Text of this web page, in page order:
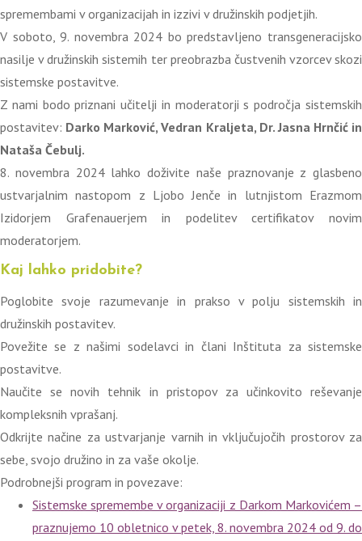
spremembami v organizacijah in izzivi v družinskih podjetjih.
V soboto, 9. novembra 2024 bo predstavljeno transgeneracijsko
nasilje v družinskih sistemih ter preobrazba čustvenih vzorcev skozi
sistemske postavitve.
Z nami bodo priznani učitelji in moderatorji s področja sistemskih
postavitev: Darko Marković, Vedran Kraljeta, Dr. Jasna Hrnčić in
Nataša Čebulj.
8. novembra 2024 lahko doživite naše praznovanje z glasbeno
ustvarjalnim nastopom z Ljobo Jenče in lutnjistom Erazmom
Izidorjem Grafenauerjem in podelitev certifikatov novim
moderatorjem.
Kaj lahko pridobite?
Poglobite svoje razumevanje in prakso v polju sistemskih in
družinskih postavitev.
Povežite se z našimi sodelavci in člani Inštituta za sistemske
postavitve.
Naučite se novih tehnik in pristopov za učinkovito reševanje
kompleksnih vprašanj.
Odkrijte načine za ustvarjanje varnih in vključujočih prostorov za
sebe, svojo družino in za vaše okolje.
Podrobnejši program in povezave:
Sistemske spremembe v organizaciji z Darkom Markovićem –
praznujemo 10 obletnico v petek, 8. novembra 2024 od 9. do